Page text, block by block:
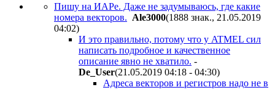
Пишу на ИАРе. Даже не задумываюсь, где какие
номера векторов. Ale3000(1888 знак., 21.05.2019
04:02)
И это правильно, потому что у ATMEL сил
написать подробное и качественное
описание явно не хватило. -
De_User(21.05.2019 04:18 - 04:30)
Адреса векторов и регистров надо не в